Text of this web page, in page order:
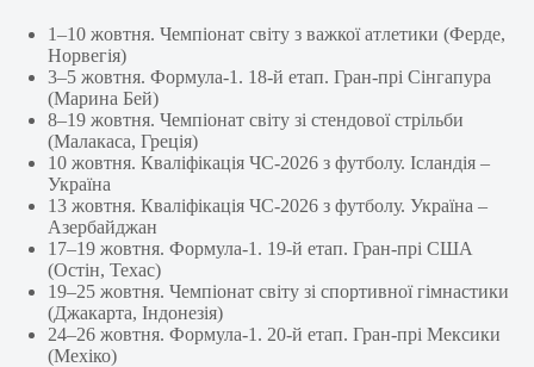
1–10 жовтня. Чемпіонат світу з важкої атлетики (Ферде,
Норвегія)
3–5 жовтня. Формула-1. 18-й етап. Гран-прі Сінгапура
(Марина Бей)
8–19 жовтня. Чемпіонат світу зі стендової стрільби
(Малакаса, Греція)
10 жовтня. Кваліфікація ЧС-2026 з футболу. Ісландія –
Україна
13 жовтня. Кваліфікація ЧС-2026 з футболу. Україна –
Азербайджан
17–19 жовтня. Формула-1. 19-й етап. Гран-прі США
(Остін, Техас)
19–25 жовтня. Чемпіонат світу зі спортивної гімнастики
(Джакарта, Індонезія)
24–26 жовтня. Формула-1. 20-й етап. Гран-прі Мексики
(Мехіко)